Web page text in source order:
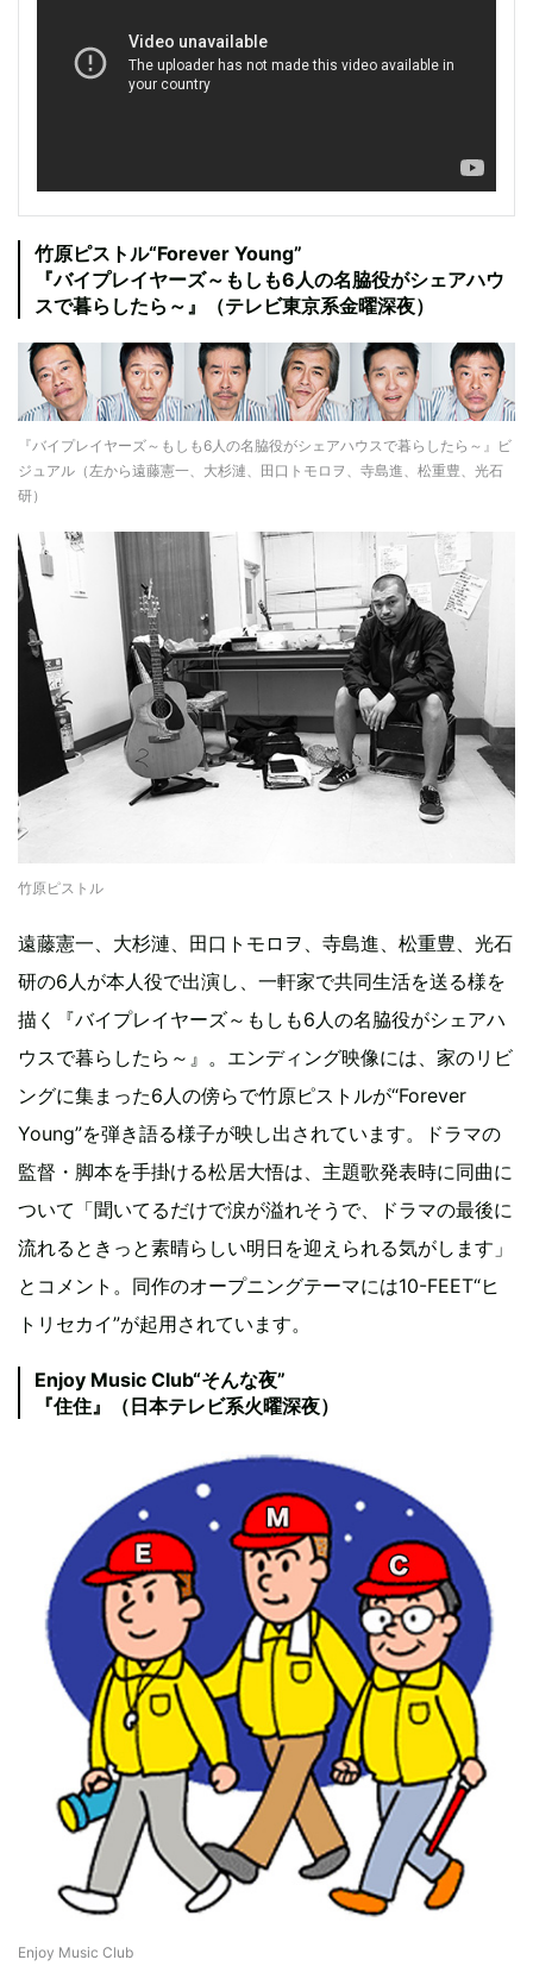
竹原ピストル“Forever Young”
『バイプレイヤーズ～もしも6人の名脇役がシェアハウ
スで暮らしたら～』（テレビ東京系金曜深夜）
『バイプレイヤーズ～もしも6人の名脇役がシェアハウスで暮らしたら～』ビ
ジュアル（左から遠藤憲一、大杉漣、田口トモロヲ、寺島進、松重豊、光石
研）
竹原ピストル
遠藤憲一、大杉漣、田口トモロヲ、寺島進、松重豊、光石
研の6人が本人役で出演し、一軒家で共同生活を送る様を
描く『バイプレイヤーズ～もしも6人の名脇役がシェアハ
ウスで暮らしたら～』。エンディング映像には、家のリビ
ングに集まった6人の傍らで竹原ピストルが“Forever
Young”を弾き語る様子が映し出されています。ドラマの
監督・脚本を手掛ける松居大悟は、主題歌発表時に同曲に
ついて「聞いてるだけで涙が溢れそうで、ドラマの最後に
流れるときっと素晴らしい明日を迎えられる気がします」
とコメント。同作のオープニングテーマには10-FEET“ヒ
トリセカイ”が起用されています。
Enjoy Music Club“そんな夜”
『住住』（日本テレビ系火曜深夜）
Enjoy Music Club